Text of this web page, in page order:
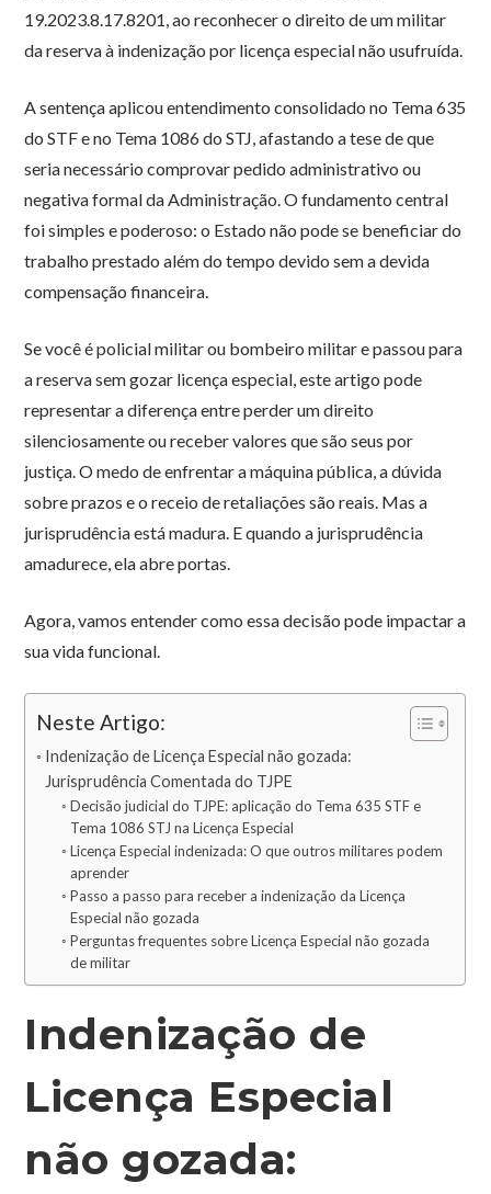
19.2023.8.17.8201, ao reconhecer o direito de um militar
da reserva à indenização por licença especial não usufruída.
A sentença aplicou entendimento consolidado no Tema 635
do STF e no Tema 1086 do STJ, afastando a tese de que
seria necessário comprovar pedido administrativo ou
negativa formal da Administração. O fundamento central
foi simples e poderoso: o Estado não pode se beneficiar do
trabalho prestado além do tempo devido sem a devida
compensação financeira.
Se você é policial militar ou bombeiro militar e passou para
a reserva sem gozar licença especial, este artigo pode
representar a diferença entre perder um direito
silenciosamente ou receber valores que são seus por
justiça. O medo de enfrentar a máquina pública, a dúvida
sobre prazos e o receio de retaliações são reais. Mas a
jurisprudência está madura. E quando a jurisprudência
amadurece, ela abre portas.
Agora, vamos entender como essa decisão pode impactar a
sua vida funcional.
Neste Artigo:
Indenização de Licença Especial não gozada:
Jurisprudência Comentada do TJPE
Decisão judicial do TJPE: aplicação do Tema 635 STF e
Tema 1086 STJ na Licença Especial
Licença Especial indenizada: O que outros militares podem
aprender
Passo a passo para receber a indenização da Licença
Especial não gozada
Perguntas frequentes sobre Licença Especial não gozada
de militar
Indenização de
Licença Especial
não gozada: